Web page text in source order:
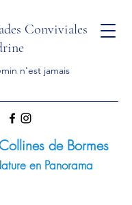
Conviviales
n'est jamais
de Bormes
en Panorama